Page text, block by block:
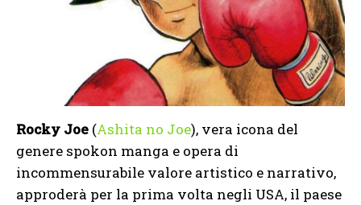
Rocky Joe (Ashita no Joe), vera icona del
genere spokon manga e opera di
incommensurabile valore artistico e narrativo,
approderà per la prima volta negli USA, il paese